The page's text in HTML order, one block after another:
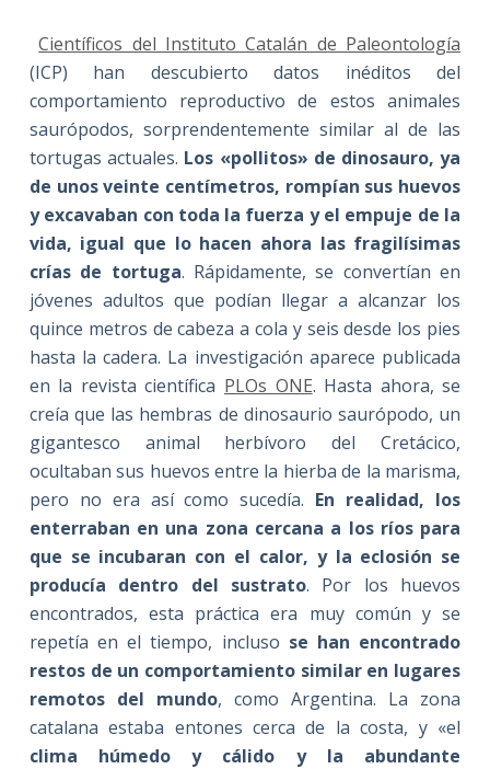
Científicos del Instituto Catalán de Paleontología
(ICP) han descubierto datos inéditos del
comportamiento reproductivo de estos animales
saurópodos, sorprendentemente similar al de las
tortugas actuales. Los «pollitos» de dinosauro, ya
de unos veinte centímetros, rompían sus huevos
y excavaban con toda la fuerza y el empuje de la
vida, igual que lo hacen ahora las fragilísimas
crías de tortuga. Rápidamente, se convertían en
jóvenes adultos que podían llegar a alcanzar los
quince metros de cabeza a cola y seis desde los pies
hasta la cadera. La investigación aparece publicada
en la revista científica PLOs ONE. Hasta ahora, se
creía que las hembras de dinosaurio saurópodo, un
gigantesco animal herbívoro del Cretácico,
ocultaban sus huevos entre la hierba de la marisma,
pero no era así como sucedía. En realidad, los
enterraban en una zona cercana a los ríos para
que se incubaran con el calor, y la eclosión se
producía dentro del sustrato. Por los huevos
encontrados, esta práctica era muy común y se
repetía en el tiempo, incluso se han encontrado
restos de un comportamiento similar en lugares
remotos del mundo, como Argentina. La zona
catalana estaba entones cerca de la costa, y «el
clima húmedo y cálido y la abundante